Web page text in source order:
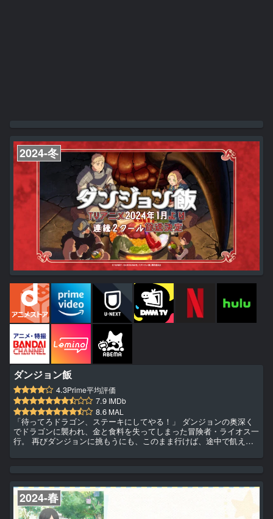
2024-冬
ダンジョン飯
4.3Prime平均評価
7.9 IMDb
8.6 MAL
「待ってろドラゴン、ステーキにしてやる！」 ダンジョンの奥深く
でドラゴンに襲われ、金と食料を失ってしまった冒険者・ライオス一
行。 再びダンジョンに挑もうにも、このまま行けば、途中で飢え死
を食べよう！」 スライム、バジリスク、ミミック、そしてドラゴ
2024-春